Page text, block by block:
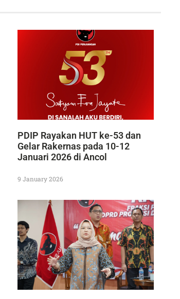
PDIP Rayakan HUT ke-53 dan
Gelar Rakernas pada 10-12
Januari 2026 di Ancol
9 January 2026